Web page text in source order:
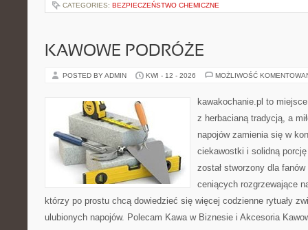
CATEGORIES: BEZPIECZEŃSTWO CHEMICZNE
KAWOWE PODRÓŻE
POSTED BY ADMIN KWI - 12 - 2026 MOŻLIWOŚĆ
kawakochanie.pl to
z herbacianą tradycją, a
napojów zamienia się w
ciekawostki i solidną
został stworzony dla
ceniących rozgrzewające
którzy po prostu chcą dowiedzieć się więcej codzienne rytuały
ulubionych napojów. Polecam Kawa w Biznesie i Akcesoria